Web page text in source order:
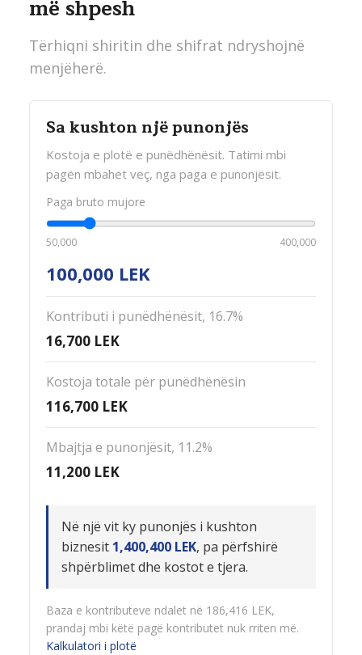
më shpesh
Tërhiqni shiritin dhe shifrat ndryshojnë
menjëherë.
Sa kushton një punonjës
Kostoja e plotë e punëdhënësit. Tatimi mbi
pagën mbahet veç, nga paga e punonjësit.
Paga bruto mujore
50,000 400,000
100,000 LEK
Kontributi i punëdhënësit, 16.7%
16,700 LEK
Kostoja totale për punëdhënësin
116,700 LEK
Mbajtja e punonjësit, 11.2%
11,200 LEK
Në një vit ky punonjës i kushton
biznesit 1,400,400 LEK, pa përfshirë
shpërblimet dhe kostot e tjera.
Baza e kontributeve ndalet në 186,416 LEK,
prandaj mbi këtë pagë kontributet nuk rriten më.
Kalkulatori i plotë